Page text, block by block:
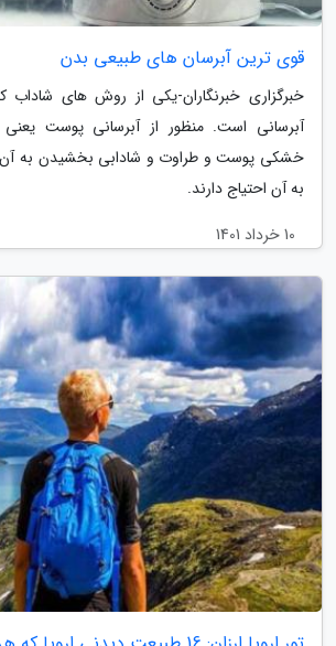
قوی ترین آبرسان های طبیعی بدن
خبرگزاری خبرنگاران-یکی از روش های
آبرسانی است. منظور از آبرسانی پوست
خشکی پوست و طراوت و شادابی بخشیدن به آن
به آن احتیاج دارند.
10 خرداد 1401